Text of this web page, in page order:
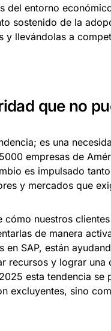
del entorno
sostenido de la
y llevándolas a
que no
es una
empresas de
es impulsado
y mercados que
nuestros
de manera
SAP, están
recursos y lograr una
esta tendencia
excluyentes, sino